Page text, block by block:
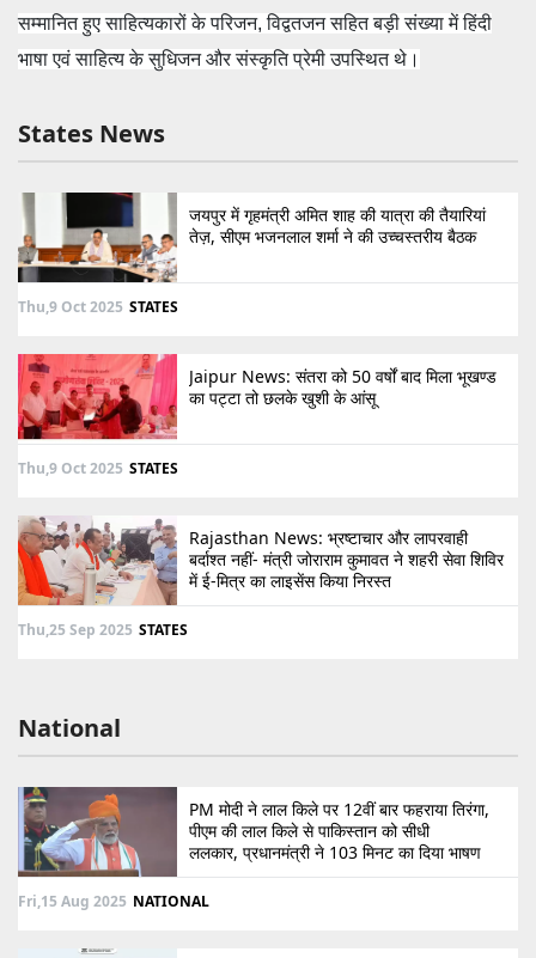
सम्मानित हुए साहित्यकारों के परिजन, विद्वतजन सहित बड़ी संख्या में हिंदी
भाषा एवं साहित्य के सुधिजन और संस्कृति प्रेमी उपस्थित थे।
States News
जयपुर में गृहमंत्री अमित शाह की यात्रा की तैयारियां
तेज़, सीएम भजनलाल शर्मा ने की उच्चस्तरीय बैठक
Thu,9 Oct 2025 STATES
Jaipur News: संतरा को 50 वर्षों बाद मिला भूखण्ड
का पट्टा तो छलके खुशी के आंसू
Thu,9 Oct 2025 STATES
Rajasthan News: भ्रष्टाचार और लापरवाही
बर्दाश्त नहीं- मंत्री जोराराम कुमावत ने शहरी सेवा शिविर
में ई-मित्र का लाइसेंस किया निरस्त
Thu,25 Sep 2025 STATES
National
PM मोदी ने लाल किले पर 12वीं बार फहराया तिरंगा,
पीएम की लाल किले से पाकिस्तान को सीधी
ललकार, प्रधानमंत्री ने 103 मिनट का दिया भाषण
Fri,15 Aug 2025 NATIONAL